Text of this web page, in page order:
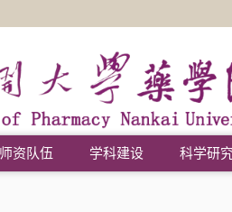
师资队伍 学科建设 科学研